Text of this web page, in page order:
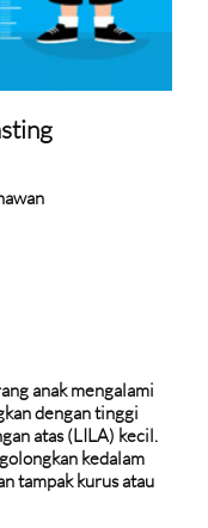
anak mengalami
dengan tinggi
atas (LILA) kecil.
kedalam
tampak kurus atau